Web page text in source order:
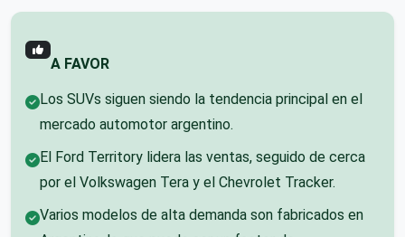
A FAVOR
Los SUVs siguen siendo la tendencia principal en el
mercado automotor argentino.
El Ford Territory lidera las ventas, seguido de cerca
por el Volkswagen Tera y el Chevrolet Tracker.
Varios modelos de alta demanda son fabricados en